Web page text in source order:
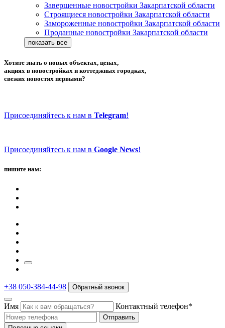
Завершенные новостройки Закарпатской области
Строящиеся новостройки Закарпатской области
Замороженные новостройки Закарпатской области
Проданные новостройки Закарпатской области
Хотите знать о новых объектах, ценах,
акциях в новостройках и коттеджных городках,
свежих новостях первыми?
Присоединяйтесь к нам в Telegram!
Присоединяйтесь к нам в Google News!
пишите нам:
+38 050-384-44-98 Обратный звонок
Имя Контактный телефон*
Отправить